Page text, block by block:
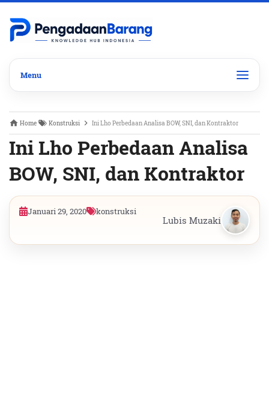
Home Konstruksi Ini Lho Perbedaan Analisa BOW, SNI, dan Kontraktor
Ini Lho Perbedaan Analisa
BOW, SNI, dan Kontraktor
Januari 29, 2020 konstruksi
Lubis Muzaki